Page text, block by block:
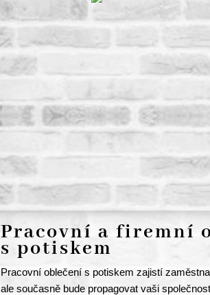
Pracovní a firemní
s potiskem
Pracovní oblečení s potiskem zajistí
ale současně bude propagovat vaši